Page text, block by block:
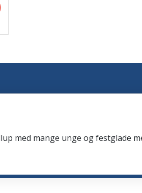
med mange unge og festglade